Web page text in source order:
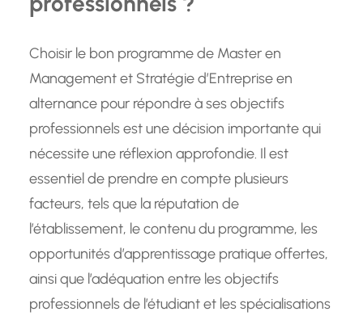
Choisir le bon programme de Master en
Management et Stratégie d’Entreprise en
alternance pour répondre à ses objectifs
professionnels est une décision importante qui
nécessite une réflexion approfondie. Il est
essentiel de prendre en compte plusieurs
facteurs, tels que la réputation de
l’établissement, le contenu du programme, les
opportunités d’apprentissage pratique offertes,
ainsi que l’adéquation entre les objectifs
professionnels de l’étudiant et les spécialisations